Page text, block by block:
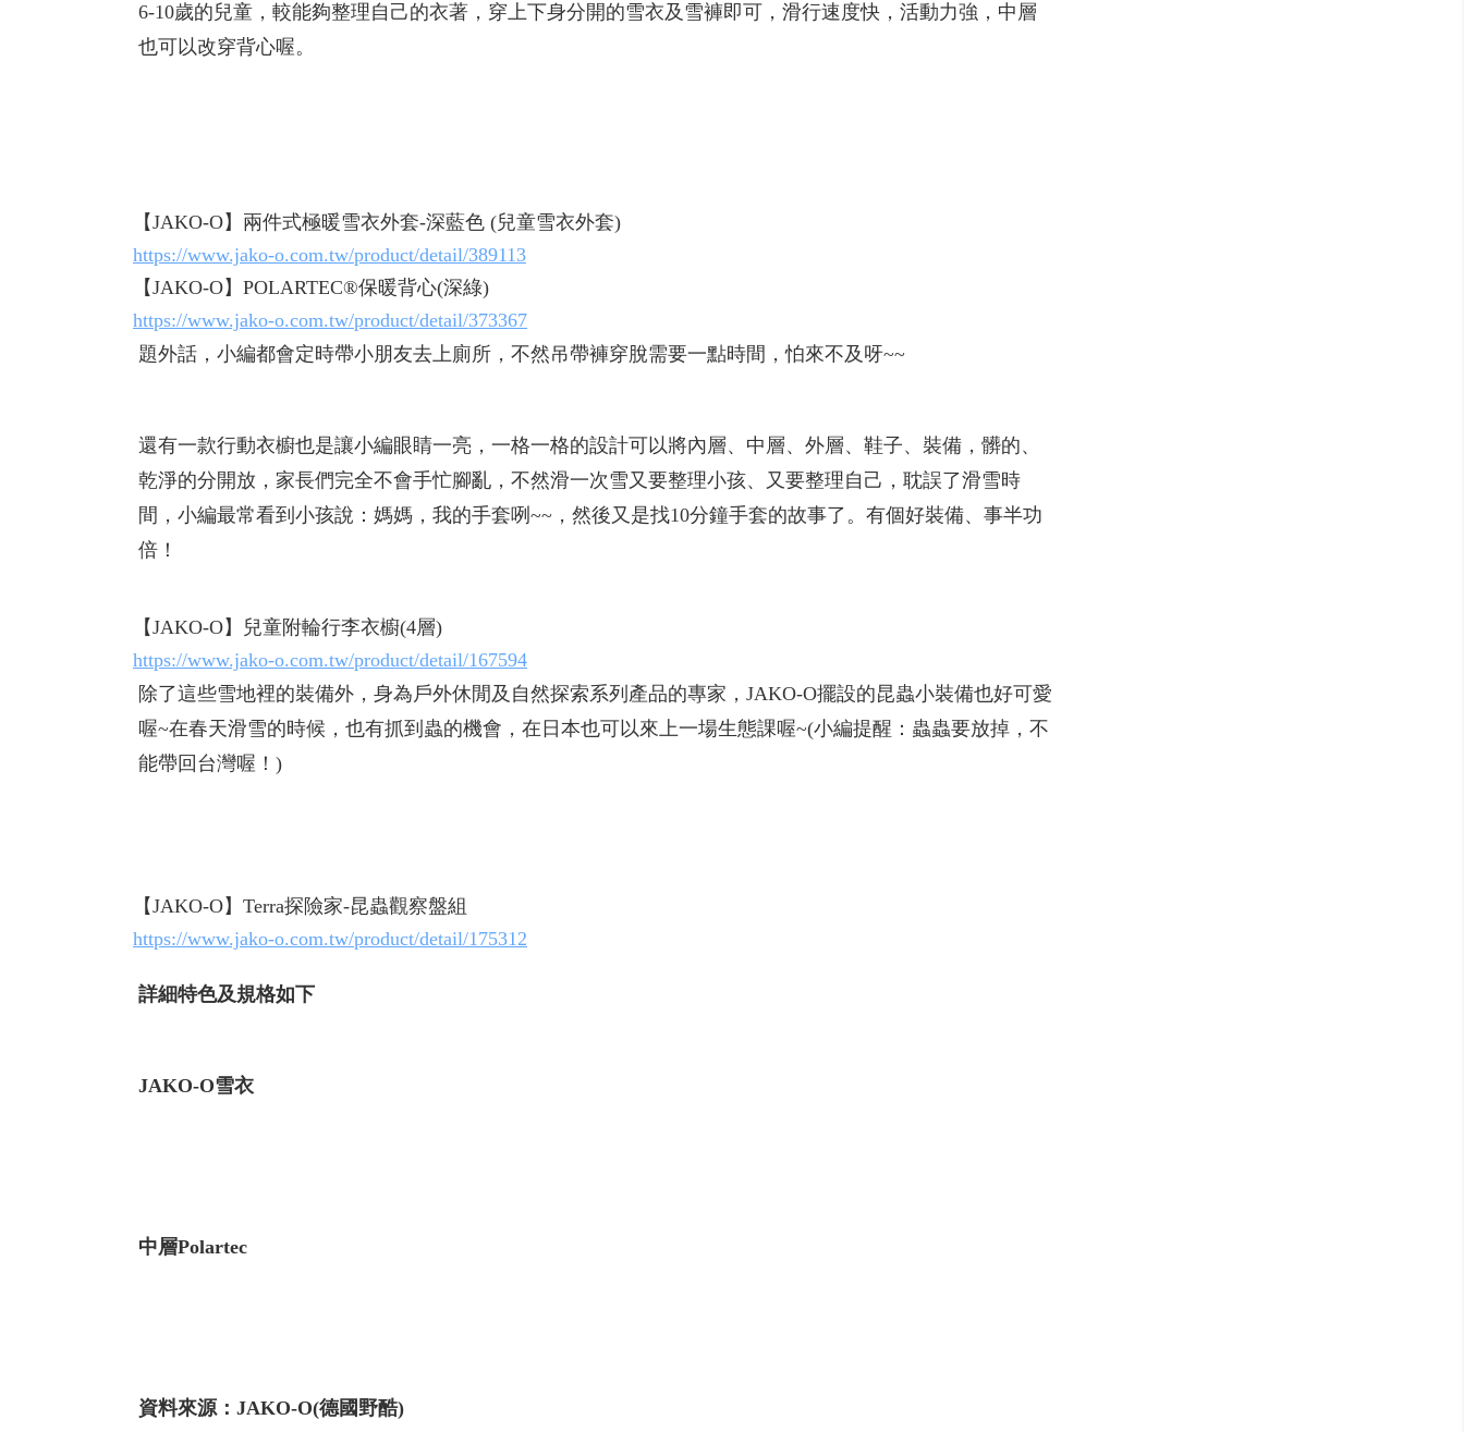
6-10歲的兒童，較能夠整理自己的衣著，穿上下身分開的雪衣及雪褲即可，滑行速度快，活動力強，中層
也可以改穿背心喔。
【JAKO-O】兩件式極暖雪衣外套-深藍色 (兒童雪衣外套)
https://www.jako-o.com.tw/product/detail/389113
【JAKO-O】POLARTEC®保暖背心(深綠)
https://www.jako-o.com.tw/product/detail/373367
題外話，小編都會定時帶小朋友去上廁所，不然吊帶褲穿脫需要一點時間，怕來不及呀~~
還有一款行動衣櫥也是讓小編眼睛一亮，一格一格的設計可以將內層、中層、外層、鞋子、裝備，髒的、
乾淨的分開放，家長們完全不會手忙腳亂，不然滑一次雪又要整理小孩、又要整理自己，耽誤了滑雪時
間，小編最常看到小孩說：媽媽，我的手套咧~~，然後又是找10分鐘手套的故事了。有個好裝備、事半功
倍！
【JAKO-O】兒童附輪行李衣櫥(4層)
https://www.jako-o.com.tw/product/detail/167594
除了這些雪地裡的裝備外，身為戶外休閒及自然探索系列產品的專家，JAKO-O擺設的昆蟲小裝備也好可愛
喔~在春天滑雪的時候，也有抓到蟲的機會，在日本也可以來上一場生態課喔~(小編提醒：蟲蟲要放掉，不
能帶回台灣喔！)
【JAKO-O】Terra探險家-昆蟲觀察盤組
https://www.jako-o.com.tw/product/detail/175312
詳細特色及規格如下
JAKO-O雪衣
中層Polartec
資料來源：JAKO-O(德國野酷)